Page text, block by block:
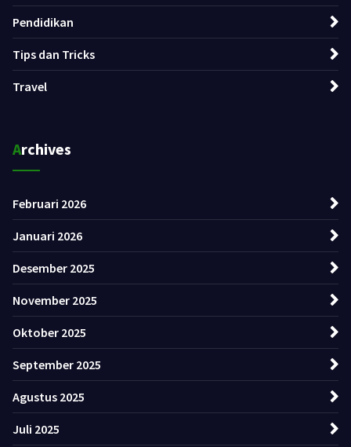
Pendidikan
Tips dan Tricks
Travel
Archives
Februari 2026
Januari 2026
Desember 2025
November 2025
Oktober 2025
September 2025
Agustus 2025
Juli 2025